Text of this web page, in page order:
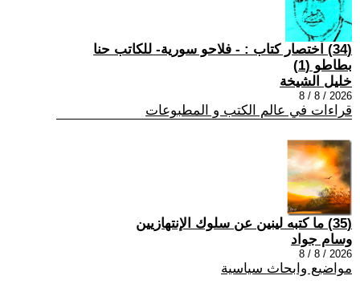
(34) اختصار كتاب : - فلاحو سورية- للكاتب حنا
بطاطو (1)
خليل الشيخة
2026 / 8 / 8
قراءات في عالم الكتب و المطبوعات
(35) ما كتبه لينين عن سلوك الإنتهازيين
وسام جواد
2026 / 8 / 8
مواضيع وابحاث سياسية